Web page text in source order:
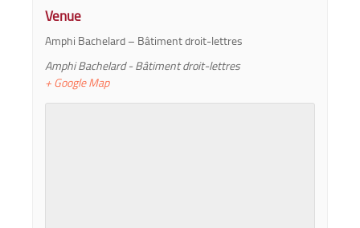
Venue
Amphi Bachelard – Bâtiment droit-lettres
Amphi Bachelard - Bâtiment droit-lettres
+ Google Map